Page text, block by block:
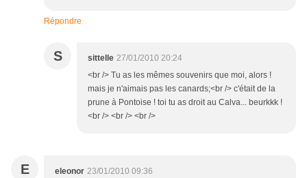
Répondre
S sittelle 27/01/2010 20:24
<br /> Tu as les mêmes souvenirs que moi, alors !
mais je n'aimais pas les canards;<br /> c'était de la
prune à Pontoise ! toi tu as droit au Calva... beurkkk !
<br /> <br /> <br />
E eleonor 23/01/2010 09:36